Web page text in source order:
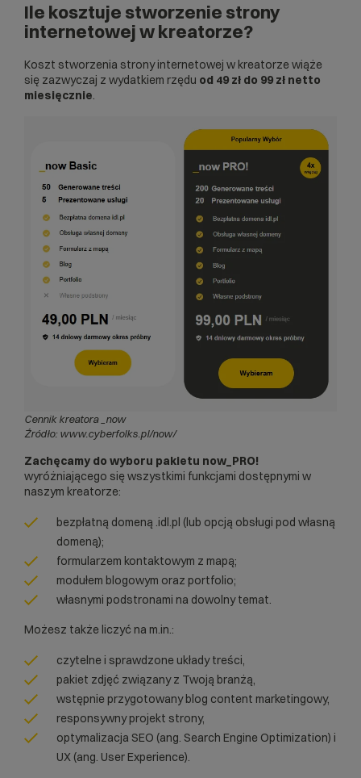
Ile kosztuje stworzenie strony
internetowej w kreatorze?
Koszt stworzenia strony internetowej w kreatorze wiąże
się zazwyczaj z wydatkiem rzędu od 49 zł do 99 zł netto
miesięcznie.
Cennik kreatora _now
Źródło: www.cyberfolks.pl/now/
Zachęcamy do wyboru pakietu now_PRO!
wyróżniającego się wszystkimi funkcjami dostępnymi w
naszym kreatorze:
bezpłatną domeną .idl.pl (lub opcją obsługi pod własną
domeną);
formularzem kontaktowym z mapą;
modułem blogowym oraz portfolio;
własnymi podstronami na dowolny temat.
Możesz także liczyć na m.in.:
czytelne i sprawdzone układy treści,
pakiet zdjęć związany z Twoją branżą,
wstępnie przygotowany blog content marketingowy,
responsywny projekt strony,
optymalizacja SEO (ang. Search Engine Optimization) i
UX (ang. User Experience).